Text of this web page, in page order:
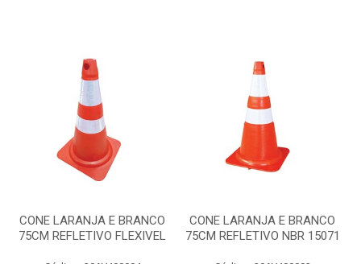
CONE LARANJA E BRANCO
75CM REFLETIVO FLEXIVEL
CONE LARANJA E BRANCO
75CM REFLETIVO NBR 15071